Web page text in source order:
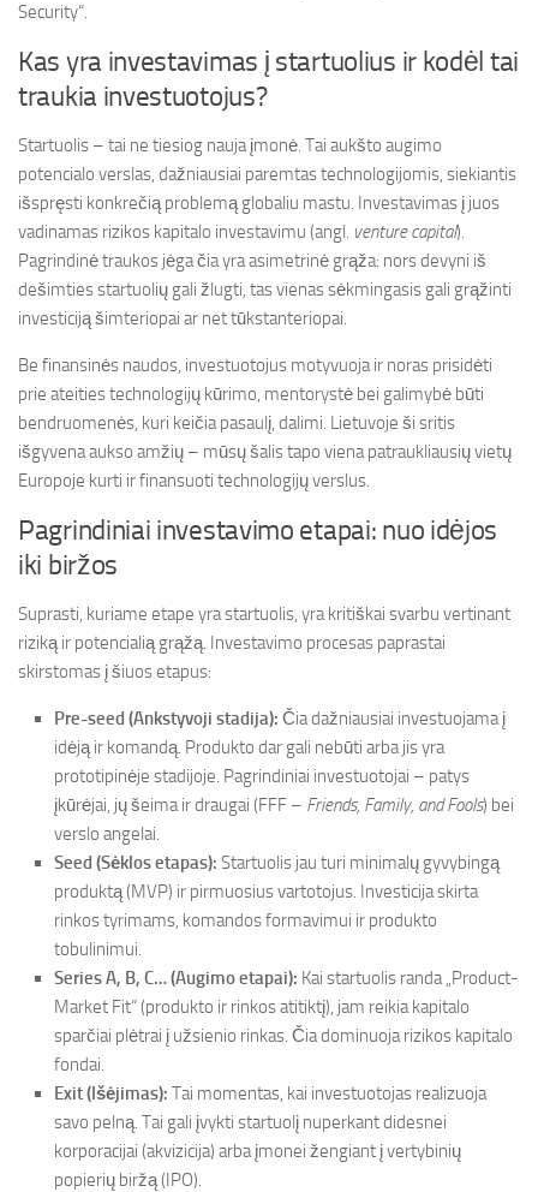
Security“.
Kas yra investavimas į startuolius ir kodėl tai
traukia investuotojus?
Startuolis – tai ne tiesiog nauja įmonė. Tai aukšto augimo
potencialo verslas, dažniausiai paremtas technologijomis, siekiantis
išspręsti konkrečią problemą globaliu mastu. Investavimas į juos
vadinamas rizikos kapitalo investavimu (angl. venture capital).
Pagrindinė traukos jėga čia yra asimetrinė grąža: nors devyni iš
dešimties startuolių gali žlugti, tas vienas sėkmingasis gali grąžinti
investiciją šimteriopai ar net tūkstanteriopai.
Be finansinės naudos, investuotojus motyvuoja ir noras prisidėti
prie ateities technologijų kūrimo, mentorystė bei galimybė būti
bendruomenės, kuri keičia pasaulį, dalimi. Lietuvoje ši sritis
išgyvena aukso amžių – mūsų šalis tapo viena patraukliausių vietų
Europoje kurti ir finansuoti technologijų verslus.
Pagrindiniai investavimo etapai: nuo idėjos
iki biržos
Suprasti, kuriame etape yra startuolis, yra kritiškai svarbu vertinant
riziką ir potencialią grąžą. Investavimo procesas paprastai
skirstomas į šiuos etapus:
Pre-seed (Ankstyvoji stadija): Čia dažniausiai investuojama į
idėją ir komandą. Produkto dar gali nebūti arba jis yra
prototipinėje stadijoje. Pagrindiniai investuotojai – patys
įkūrėjai, jų šeima ir draugai (FFF – Friends, Family, and Fools) bei
verslo angelai.
Seed (Sėklos etapas): Startuolis jau turi minimalų gyvybingą
produktą (MVP) ir pirmuosius vartotojus. Investicija skirta
rinkos tyrimams, komandos formavimui ir produkto
tobulinimui.
Series A, B, C… (Augimo etapai): Kai startuolis randa „Product-
Market Fit“ (produkto ir rinkos atitiktį), jam reikia kapitalo
sparčiai plėtrai į užsienio rinkas. Čia dominuoja rizikos kapitalo
fondai.
Exit (Išėjimas): Tai momentas, kai investuotojas realizuoja
savo pelną. Tai gali įvykti startuolį nuperkant didesnei
korporacijai (akvizicija) arba įmonei žengiant į vertybinių
popierių biržą (IPO).